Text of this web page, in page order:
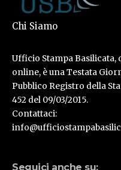
Chi Siamo
Ufficio Stampa
online, è una Testata
Pubblico Registro della
452 del 09/03/2015.
Contattaci:
Seguici anche su: